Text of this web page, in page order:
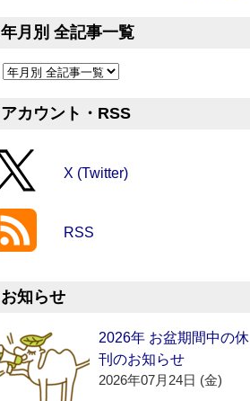
年月別 全記事一覧
アカウント・RSS
X (Twitter)
RSS
お知らせ
2026年 お盆期間中の休
刊のお知らせ
2026年07月24日 (金)